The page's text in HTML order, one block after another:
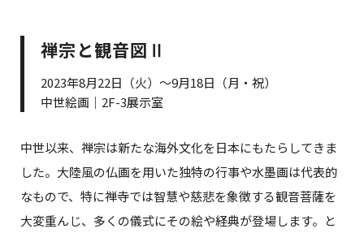
禅宗と観音図Ⅱ
2023年8月22日（火）～9月18日（月・祝）
中世絵画｜2F-3展示室
中世以来、禅宗は新たな海外文化を日本にもたらしてきま
した。大陸風の仏画を用いた独特の行事や水墨画は代表的
なもので、特に禅寺では智慧や慈悲を象徴する観音菩薩を
大変重んじ、多くの儀式にその絵や経典が登場します。と